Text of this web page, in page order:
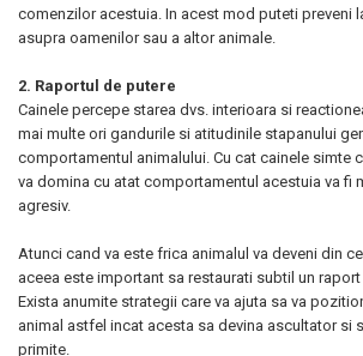
comenzilor acestuia. In acest mod puteti preveni
asupra oamenilor sau a altor animale.
2. Raportul de putere
Cainele percepe starea dvs. interioara si
mai multe ori gandurile si atitudinile stapanului
comportamentul animalului. Cu cat cainele simte
va domina cu atat comportamentul acestuia va fi
agresiv.
Atunci cand va este frica animalul va deveni din
aceea este important sa restaurati subtil un
Exista anumite strategii care va ajuta sa va
animal astfel incat acesta sa devina ascultator si
primite.